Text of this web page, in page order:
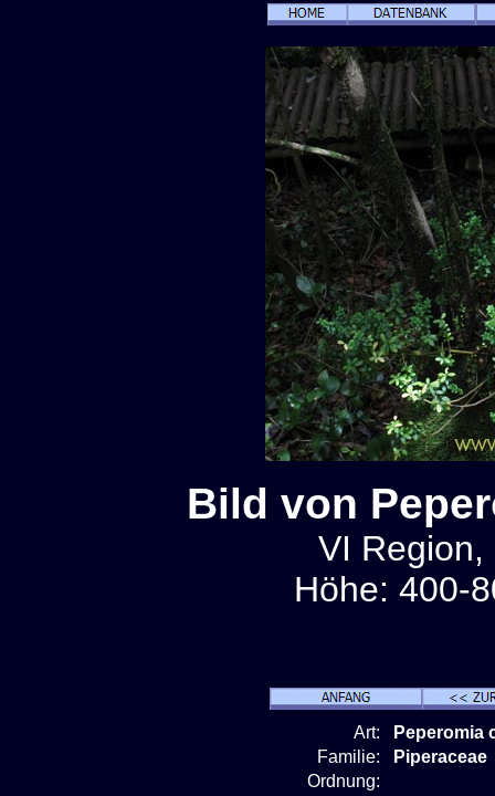
Bild von
VI
Höhe: 400-
Art:
Peperomia
Familie:
Piperaceae
Ordnung: